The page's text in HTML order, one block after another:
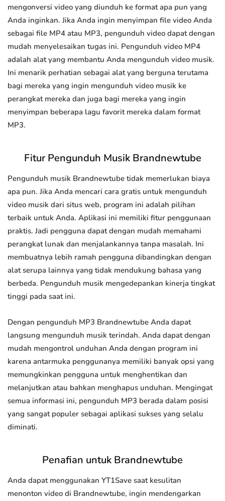
mengonversi video yang diunduh ke format apa pun yang
Anda inginkan. Jika Anda ingin menyimpan file video Anda
sebagai file MP4 atau MP3, pengunduh video dapat dengan
mudah menyelesaikan tugas ini. Pengunduh video MP4
adalah alat yang membantu Anda mengunduh video musik.
Ini menarik perhatian sebagai alat yang berguna terutama
bagi mereka yang ingin mengunduh video musik ke
perangkat mereka dan juga bagi mereka yang ingin
menyimpan beberapa lagu favorit mereka dalam format
MP3.
Fitur Pengunduh Musik Brandnewtube
Pengunduh musik Brandnewtube tidak memerlukan biaya
apa pun. Jika Anda mencari cara gratis untuk mengunduh
video musik dari situs web, program ini adalah pilihan
terbaik untuk Anda. Aplikasi ini memiliki fitur penggunaan
praktis. Jadi pengguna dapat dengan mudah memahami
perangkat lunak dan menjalankannya tanpa masalah. Ini
membuatnya lebih ramah pengguna dibandingkan dengan
alat serupa lainnya yang tidak mendukung bahasa yang
berbeda. Pengunduh musik mengedepankan kinerja tingkat
tinggi pada saat ini.
Dengan pengunduh MP3 Brandnewtube Anda dapat
langsung mengunduh musik terindah. Anda dapat dengan
mudah mengontrol unduhan Anda dengan program ini
karena antarmuka penggunanya memiliki banyak opsi yang
memungkinkan pengguna untuk menghentikan dan
melanjutkan atau bahkan menghapus unduhan. Mengingat
semua informasi ini, pengunduh MP3 berada dalam posisi
yang sangat populer sebagai aplikasi sukses yang selalu
diminati.
Penafian untuk Brandnewtube
Anda dapat menggunakan YT1Save saat kesulitan
menonton video di Brandnewtube, ingin mendengarkan